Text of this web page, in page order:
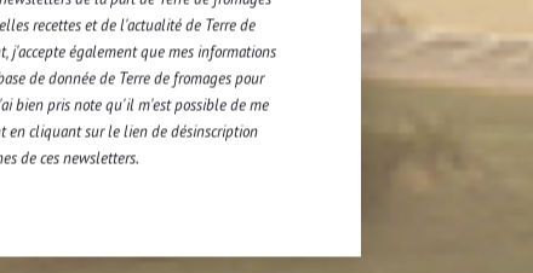
bowl et donnez un coup de
cuit ; il vous en faudra
recettes et de l'actualité de Terre de
j'accepte également que mes informations
de donnée de Terre de fromages pour
bien pris note qu'il m'est possible de me
en cliquant sur le lien de désinscription
de ces newsletters.